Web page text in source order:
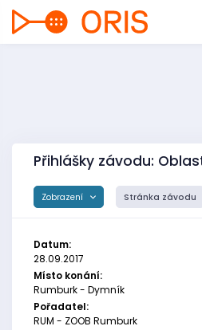
Přihlášky závodu:
Zobrazení Stránka závodu
Datum:
28.09.2017
Místo konání:
Rumburk - Dymník
Pořadatel:
RUM - ZOOB Rumburk